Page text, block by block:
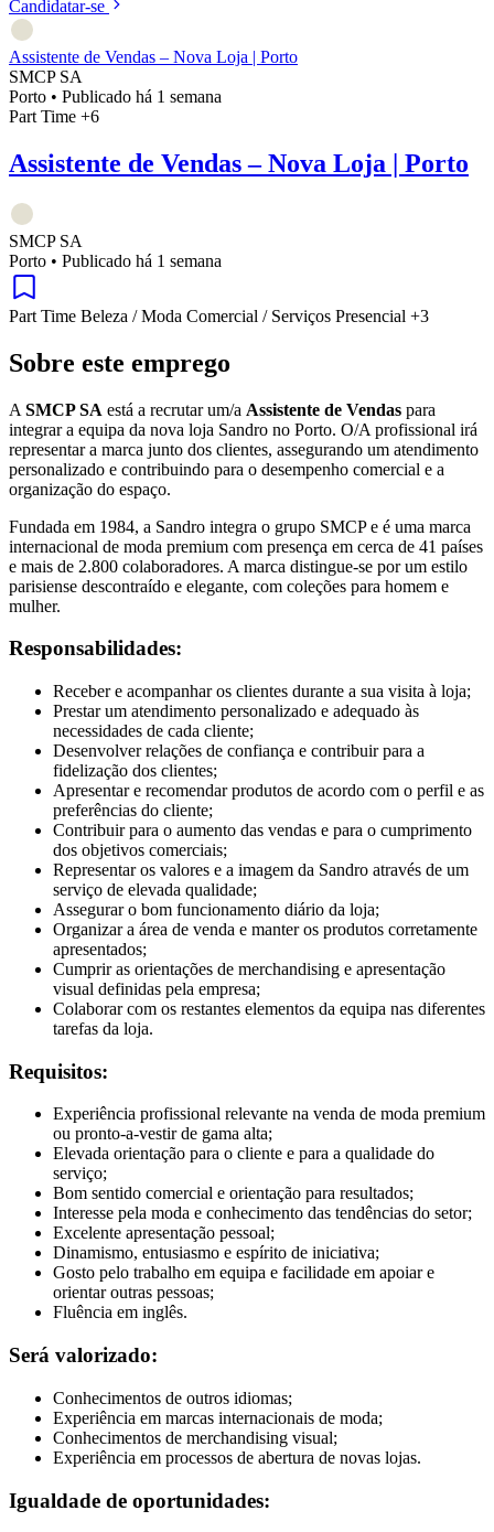
Candidatar-se
Assistente de Vendas – Nova Loja | Porto
SMCP SA
Porto • Publicado há 1 semana
Part Time +6
Assistente de Vendas – Nova Loja | Porto
SMCP SA
Porto • Publicado há 1 semana
Part Time Beleza / Moda Comercial / Serviços Presencial +3
Sobre este emprego
A SMCP SA está a recrutar um/a Assistente de Vendas para
integrar a equipa da nova loja Sandro no Porto. O/A profissional irá
representar a marca junto dos clientes, assegurando um atendimento
personalizado e contribuindo para o desempenho comercial e a
organização do espaço.
Fundada em 1984, a Sandro integra o grupo SMCP e é uma marca
internacional de moda premium com presença em cerca de 41 países
e mais de 2.800 colaboradores. A marca distingue-se por um estilo
parisiense descontraído e elegante, com coleções para homem e
mulher.
Responsabilidades:
Receber e acompanhar os clientes durante a sua visita à loja;
Prestar um atendimento personalizado e adequado às
necessidades de cada cliente;
Desenvolver relações de confiança e contribuir para a
fidelização dos clientes;
Apresentar e recomendar produtos de acordo com o perfil e as
preferências do cliente;
Contribuir para o aumento das vendas e para o cumprimento
dos objetivos comerciais;
Representar os valores e a imagem da Sandro através de um
serviço de elevada qualidade;
Assegurar o bom funcionamento diário da loja;
Organizar a área de venda e manter os produtos corretamente
apresentados;
Cumprir as orientações de merchandising e apresentação
visual definidas pela empresa;
Colaborar com os restantes elementos da equipa nas diferentes
tarefas da loja.
Requisitos:
Experiência profissional relevante na venda de moda premium
ou pronto-a-vestir de gama alta;
Elevada orientação para o cliente e para a qualidade do
serviço;
Bom sentido comercial e orientação para resultados;
Interesse pela moda e conhecimento das tendências do setor;
Excelente apresentação pessoal;
Dinamismo, entusiasmo e espírito de iniciativa;
Gosto pelo trabalho em equipa e facilidade em apoiar e
orientar outras pessoas;
Fluência em inglês.
Será valorizado:
Conhecimentos de outros idiomas;
Experiência em marcas internacionais de moda;
Conhecimentos de merchandising visual;
Experiência em processos de abertura de novas lojas.
Igualdade de oportunidades: